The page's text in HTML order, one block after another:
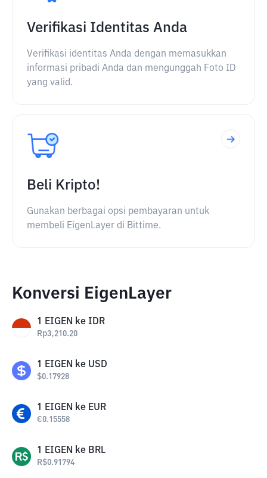
Verifikasi Identitas Anda
Verifikasi identitas Anda dengan memasukkan
informasi pribadi Anda dan mengunggah Foto ID
yang valid.
Beli Kripto!
Gunakan berbagai opsi pembayaran untuk
membeli EigenLayer di Bittime.
Konversi EigenLayer
1 EIGEN ke IDR
Rp3,210.20
1 EIGEN ke USD
$0.17928
1 EIGEN ke EUR
€0.15558
1 EIGEN ke BRL
R$0.91794